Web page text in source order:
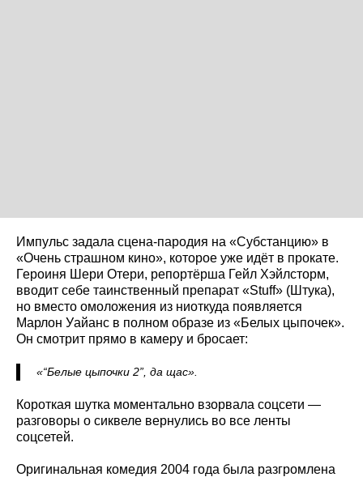
Импульс задала сцена-пародия на «Субстанцию» в
«Очень страшном кино», которое уже идёт в прокате.
Героиня Шери Отери, репортёрша Гейл Хэйлсторм,
вводит себе таинственный препарат «Stuff» (Штука),
но вместо омоложения из ниоткуда появляется
Марлон Уайанс в полном образе из «Белых цыпочек».
Он смотрит прямо в камеру и бросает:
«“Белые цыпочки 2”, да щас».
Короткая шутка моментально взорвала соцсети —
разговоры о сиквеле вернулись во все ленты
соцсетей.
Оригинальная комедия 2004 года была разгромлена